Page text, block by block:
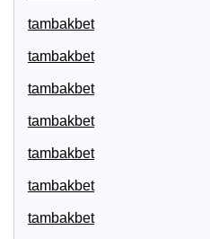
tambakbet
tambakbet
tambakbet
tambakbet
tambakbet
tambakbet
tambakbet